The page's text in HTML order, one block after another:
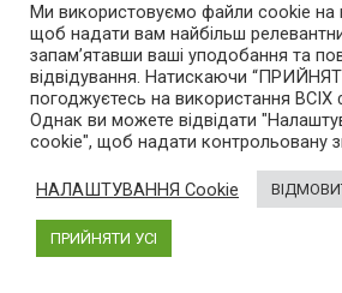
Ми використовуємо файли cookie на
щоб надати вам найбільш
запам’ятавши ваші уподобання та
відвідування. Натискаючи
погоджуєтесь на використання ВСІХ
Однак ви можете відвідати
cookie", щоб надати контрольовану
НАЛАШТУВАННЯ Cookie
ПРИЙНЯТИ УСІ